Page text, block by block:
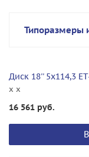
Типоразмеры
Диск 18'' 5x114,3
x x
16 561 руб.